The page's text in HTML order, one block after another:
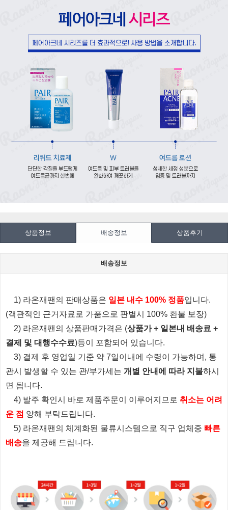
상품정보 배송정보 상품후기
배송정보
1) 라온재팬의 판매상품은 일본 내수 100% 정품입니다.
(객관적인 근거자료로 가품으로 판별시 100% 환불 보장)
2) 라온재팬의 상품판매가격은 (상품가 + 일본내 배송료 +
결제 및 대행수수료)등이 포함되어 있습니다.
3) 결제 후 영업일 기준 약 7일이내에 수령이 가능하며, 통
관시 발생할 수 있는 관/부가세는 개별 안내에 따라 지불하시
면 됩니다.
4) 발주 확인시 바로 제품주문이 이루어지므로 취소는 어려
운 점 양해 부탁드립니다.
5) 라온재팬의 체계화된 물류시스템으로 직구 업체중 빠른
배송을 제공해 드립니다.